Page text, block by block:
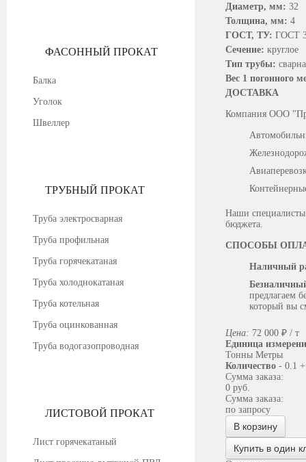
ФАСОННЫЙ ПРОКАТ
Балка
Уголок
Швеллер
ТРУБНЫЙ ПРОКАТ
Труба электросварная
Труба профильная
Труба горячекатаная
Труба холоднокатаная
Труба котельная
Труба оцинкованная
Труба водогазопроводная
ЛИСТОВОЙ ПРОКАТ
Лист горячекатаный
Диаметр, мм: 32
Толщина, мм: 4
ГОСТ, ТУ: ГОСТ
Сечение: круглое
Тип трубы:
Вес 1 погонного
ДОСТАВКА
Компания OOO
Наши специалисты
бюджета.
СПОСОБЫ
Наличный
предлагаем
который вы
Цена: 72 000 ₽ / т
Единица
Тонны Метры
Количество - 0.1 +
Сумма заказа:
0 руб.
Сумма заказа:
по запросу
В корзину
Купить в один